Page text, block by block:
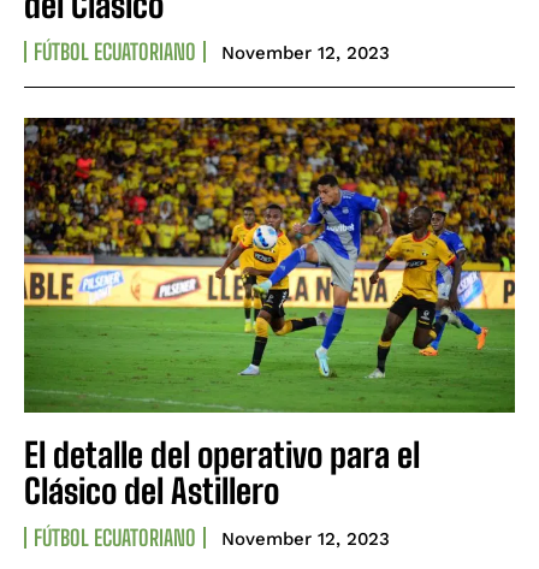
FÚTBOL ECUATORIANO November 12, 2023
El detalle del operativo para el
Clásico del Astillero
FÚTBOL ECUATORIANO November 12, 2023